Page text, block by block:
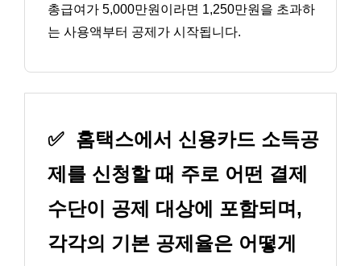
총급여가 5,000만원이라면 1,250만원을 초과하
는 사용액부터 공제가 시작됩니다.
✅ 홈택스에서 신용카드 소득공
제를 신청할 때 주로 어떤 결제
수단이 공제 대상에 포함되며,
각각의 기본 공제율은 어떻게